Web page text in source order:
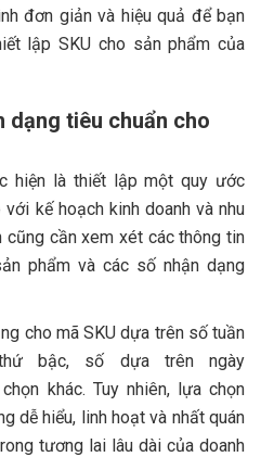
đơn giản và hiệu quả để bạn
lập SKU cho sản phẩm của
dạng tiêu chuẩn cho
hiện là thiết lập một quy ước
kế hoạch kinh doanh và nhu
cần xem xét các thông tin
phẩm và các số nhận dạng
cho mã SKU dựa trên số tuần
bậc, số dựa trên ngày
khác. Tuy nhiên, lựa chọn
dễ hiểu, linh hoạt và nhất quán
tương lai lâu dài của doanh